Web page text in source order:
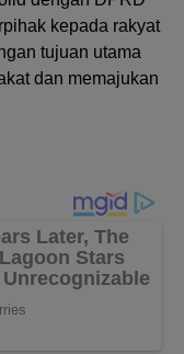
kepada rakyat
tujuan utama
dan memajukan